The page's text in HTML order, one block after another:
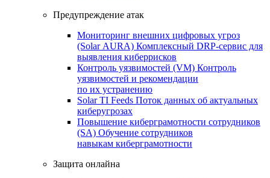
Предупреждение атак
Мониторинг внешних цифровых угроз
(Solar AURA) Комплексный DRP-сервис для
выявления киберрисков
Контроль уязвимостей (VM) Контроль
уязвимостей и рекомендации
по их устранению
Solar TI Feeds Поток данных об актуальных
киберугрозах
Повышение киберграмотности сотрудников
(SA) Обучение сотрудников
навыкам киберграмотности
Защита онлайна